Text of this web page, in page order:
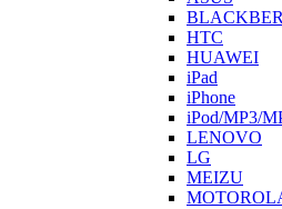
HTC
HUAWEI
iPad
iPhone
iPod/MP3/
LENOVO
LG
MEIZU